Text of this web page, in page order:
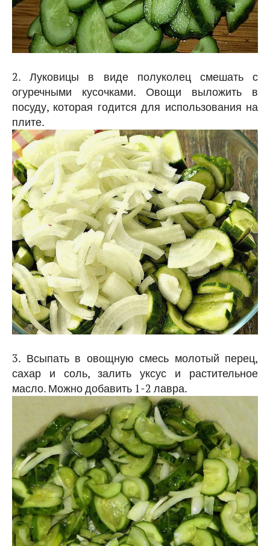
2. Луковицы в виде полуколец смешать с
огуречными кусочками. Овощи выложить в
посуду, которая годится для использования на
плите.
3. Всыпать в овощную смесь молотый перец,
сахар и соль, залить уксус и растительное
масло. Можно добавить 1-2 лавра.